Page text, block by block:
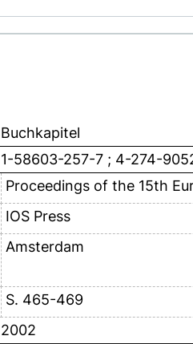
Buchkapitel
1-58603-257-7 ; 4-274-
Proceedings of the 15th
IOS Press
Amsterdam
S. 465-469
2002